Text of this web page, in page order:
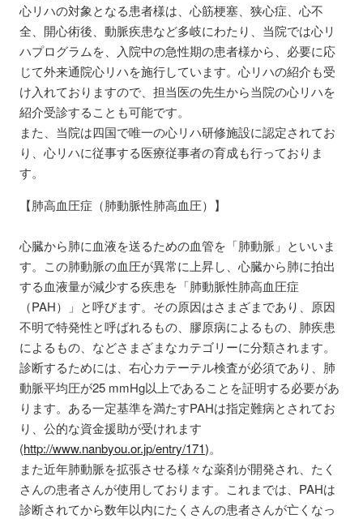
心リハの対象となる患者様は、心筋梗塞、狭心症、心不
全、開心術後、動脈疾患など多岐にわたり、当院では心リ
ハプログラムを、入院中の急性期の患者様から、必要に応
じて外来通院心リハを施行しています。心リハの紹介も受
け入れておりますので、担当医の先生から当院の心リハを
紹介受診することも可能です。
また、当院は四国で唯一の心リハ研修施設に認定されてお
り、心リハに従事する医療従事者の育成も行っておりま
す。
【肺高血圧症（肺動脈性肺高血圧）】
心臓から肺に血液を送るための血管を「肺動脈」といいま
す。この肺動脈の血圧が異常に上昇し、心臓から肺に拍出
する血液量が減少する疾患を「肺動脈性肺高血圧症
（PAH）」と呼びます。その原因はさまざまであり、原因
不明で特発性と呼ばれるもの、膠原病によるもの、肺疾患
によるもの、などさまざまなカテゴリーに分類されます。
診断するためには、右心カテーテル検査が必須であり、肺
動脈平均圧が25 mmHg以上であることを証明する必要があ
ります。ある一定基準を満たすPAHは指定難病とされてお
り、公的な資金援助が受けれます
(http://www.nanbyou.or.jp/entry/171)。
また近年肺動脈を拡張させる様々な薬剤が開発され、たく
さんの患者さんが使用しております。これまでは、PAHは
診断されてから数年以内にたくさんの患者さんが亡くなっ